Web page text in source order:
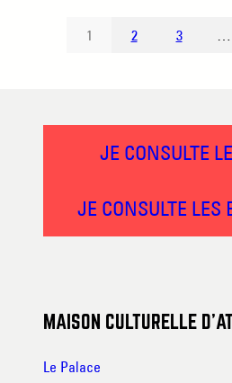
1 2 3 …
JE CONSULTE
JE CONSULTE LES
MAISON CULTURELLE
Le Palace